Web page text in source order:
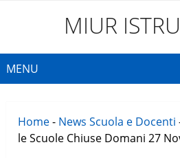
MIUR
MENU
Home- News Scuola e Docenti
le Scuole Chiuse Domani 27